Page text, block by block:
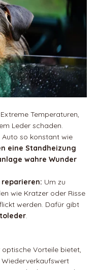
Extreme Temperaturen,
Leder schaden.
Auto so konstant wie
eine Standheizung
wahre Wunder
Um zu
wie Kratzer oder Risse
werden. Dafür gibt
Vorteile bietet,